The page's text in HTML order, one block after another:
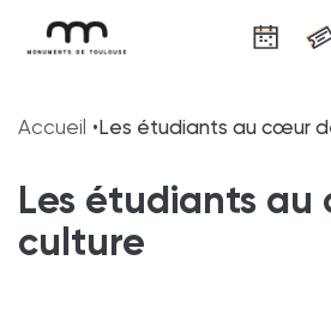
Accueil Les étudiants au cœur
Les étudiants
culture